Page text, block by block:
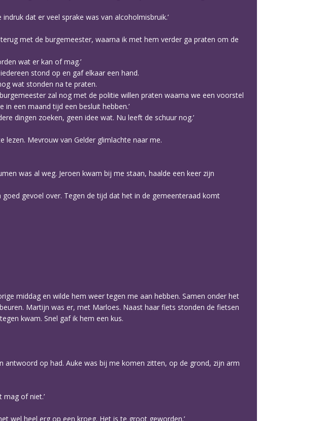
dat er veel sprake was van alcoholmisbruik.’
met de burgemeester, waarna ik met hem verder ga praten om de
wat er kan of mag.’
stond op en gaf elkaar een hand.
wat stonden na te praten.
zal nog met de politie willen praten waarna we een voorstel
een maand tijd een besluit hebben.’
dingen zoeken, geen idee wat. Nu leeft de schuur nog.’
Mevrouw van Gelder glimlachte naar me.
was al weg. Jeroen kwam bij me staan, haalde een keer zijn
goed gevoel over. Tegen de tijd dat het in de gemeenteraad komt
middag en wilde hem weer tegen me aan hebben. Samen onder het
Martijn was er, met Marloes. Naast haar fiets stonden de fietsen
kwam. Snel gaf ik hem een kus.
antwoord op had. Auke was bij me komen zitten, op de grond, zijn arm
mag of niet.’
wel heel erg op een kroeg. Het is te groot geworden.’